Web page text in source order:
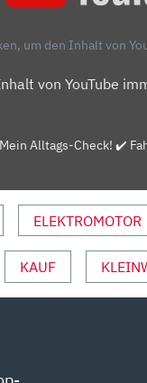
um den Inhalt von
von YouTube
Alltags-Check! ✔️
ELEKTROMOTOR
KAUF